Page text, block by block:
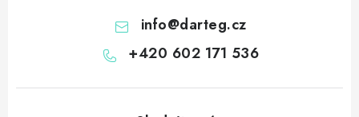
info@darteg.cz
+420 602 171 536